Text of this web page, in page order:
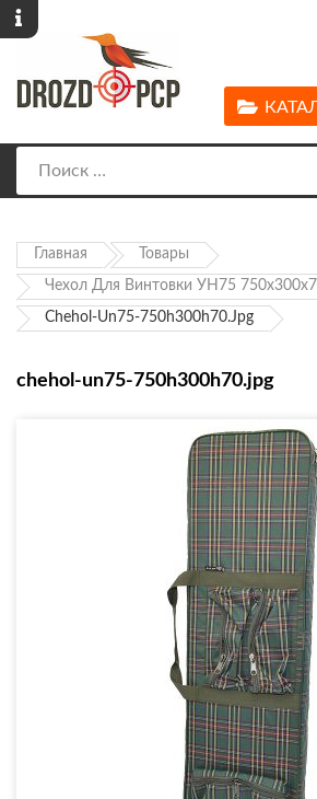
Главная Товары
Чехол Для Винтовки УН75
Chehol-Un75-750h300h70.jpg
chehol-un75-750h300h70.jpg